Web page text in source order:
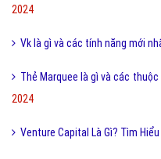
2024
Vk là gì và các tính năng mới
Thẻ Marquee là gì và các
2024
Venture Capital Là Gì? Tìm